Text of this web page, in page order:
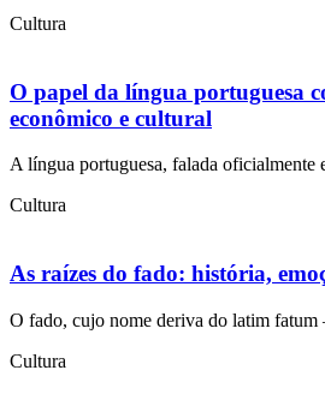
Cultura
O papel da língua portuguesa
econômico e cultural
A língua portuguesa, falada
Cultura
As raízes do fado: história,
O fado, cujo nome deriva do latim
Cultura